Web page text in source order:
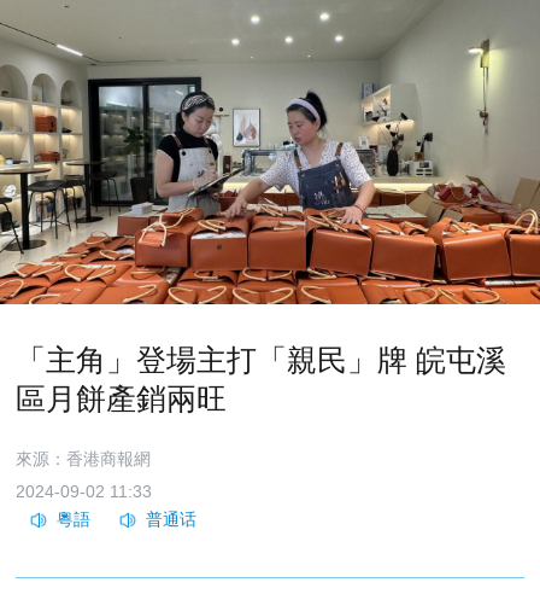
「主角」登場主打「親民」牌 皖屯溪
區月餅產銷兩旺
來源：香港商報網
2024-09-02 11:33